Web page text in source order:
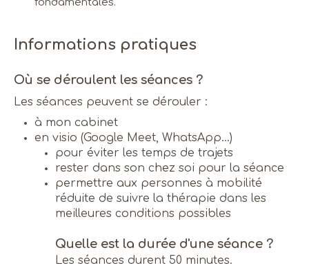
fondamentales.
Informations pratiques
Où se déroulent les séances ?
Les séances peuvent se dérouler :
à mon cabinet
en visio (Google Meet, WhatsApp…)
pour éviter les temps de trajets
rester dans son chez soi pour la séance
permettre aux personnes à mobilité
réduite de suivre la thérapie dans les
meilleures conditions possibles
Quelle est la durée d'une séance ?
Les séances durent 50 minutes.